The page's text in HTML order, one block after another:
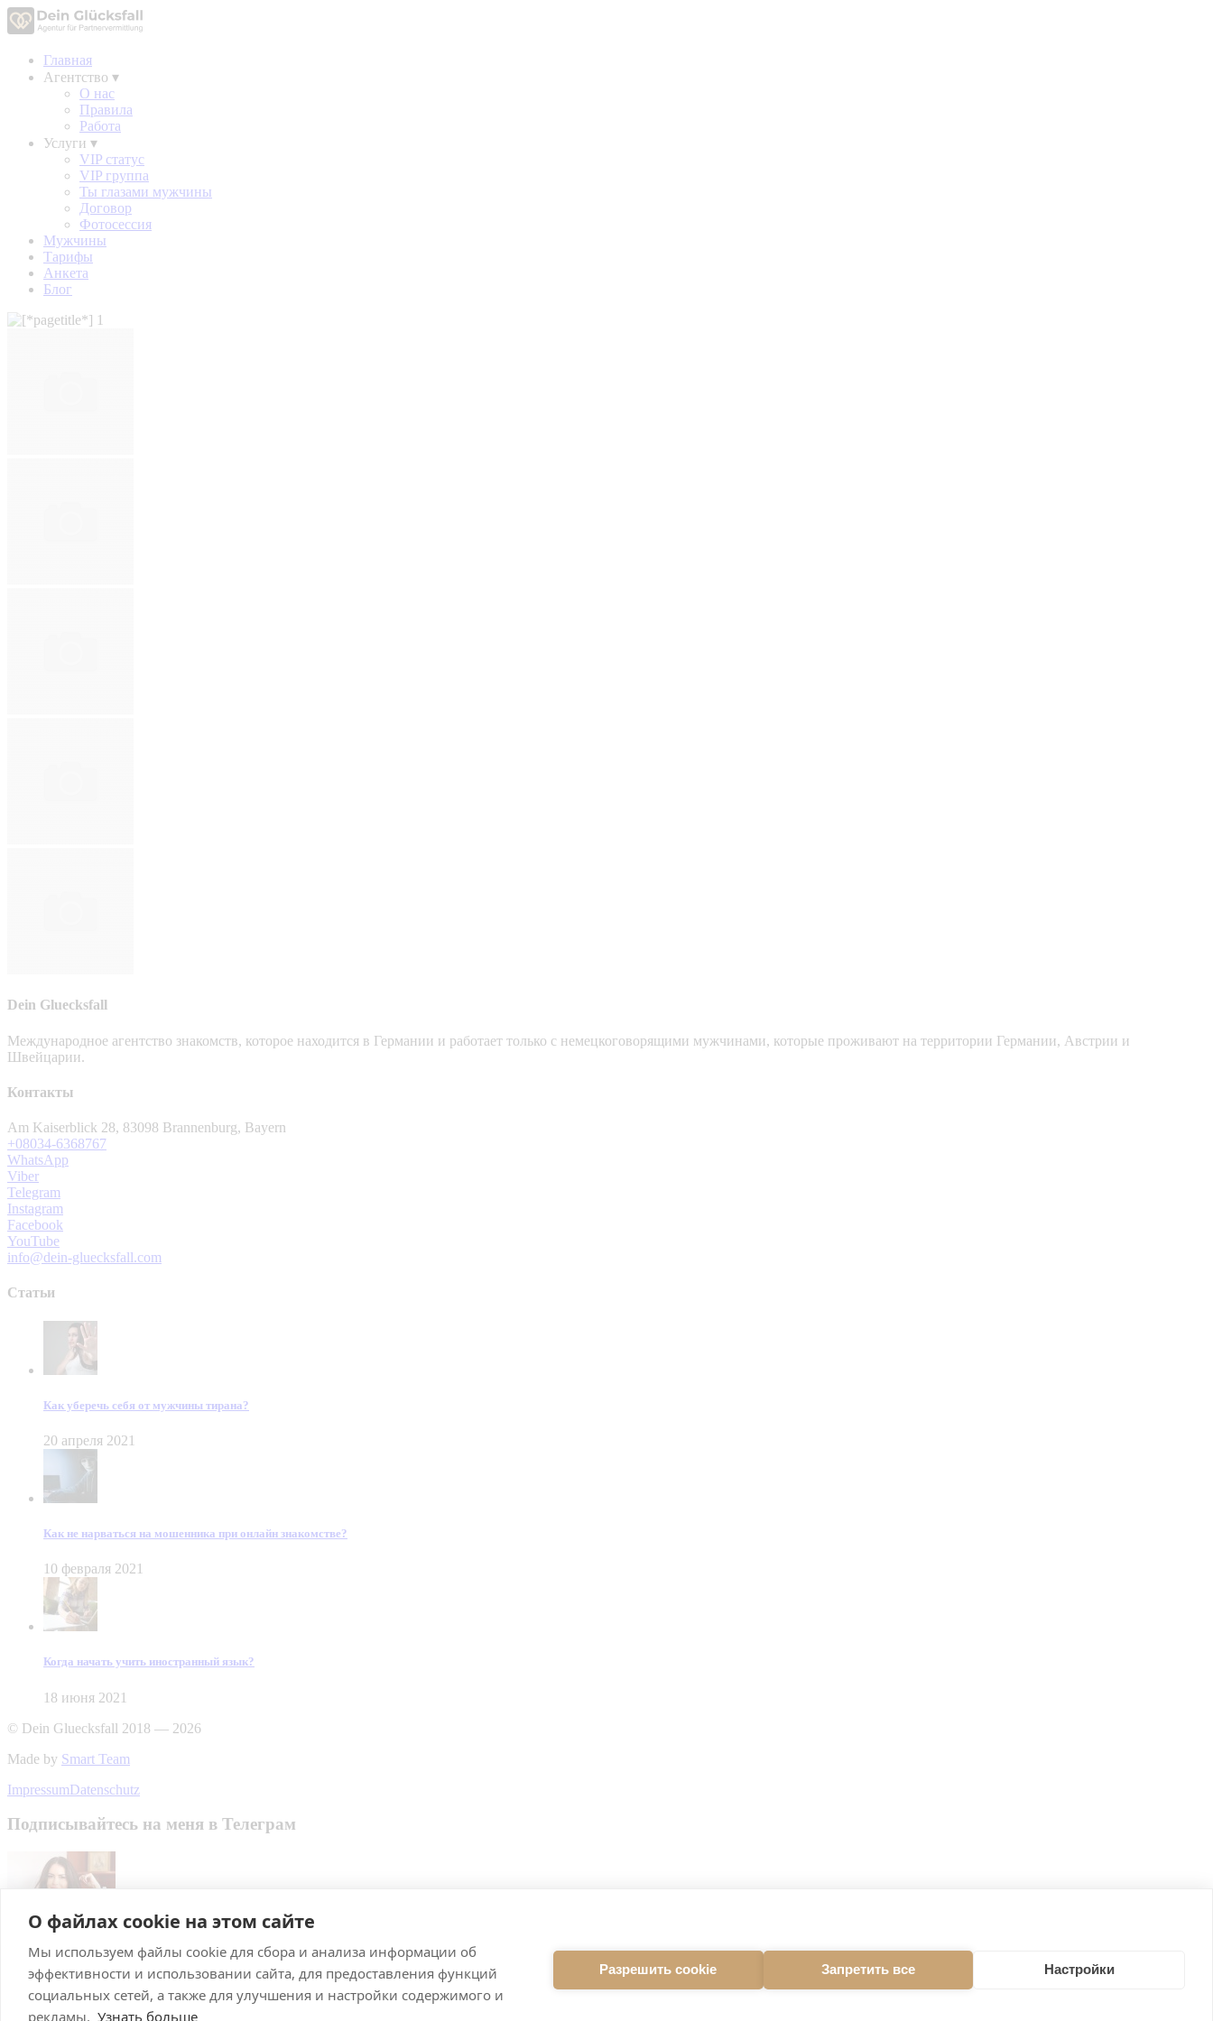
О файлах cookie на этом сайте
Мы используем файлы cookie для сбора и анализа информации об
эффективности и использовании сайта, для предоставления функций
социальных сетей, а также для улучшения и настройки содержимого и
рекламы. Узнать больше
Разрешить cookie Запретить все Настройки
Главная
Агентство ▾
О нас
Правила
Работа
Услуги ▾
VIP статус
VIP группа
Ты глазами мужчины
Договор
Фотосессия
Мужчины
Тарифы
Анкета
Блог
Dein Gluecksfall
Международное агентство знакомств, которое находится в Германии и работает только с немецкоговорящими мужчинами, которые проживают на территории Германии, Австрии и
Швейцарии.
Контакты
Am Kaiserblick 28, 83098 Brannenburg, Bayern
+08034-6368767
WhatsApp
Viber
Telegram
Instagram
Facebook
YouTube
info@dein-gluecksfall.com
Статьи
Как уберечь себя от мужчины тирана?
20 апреля 2021
Как не нарваться на мошенника при онлайн знакомстве?
10 февраля 2021
Когда начать учить иностранный язык?
18 июня 2021
© Dein Gluecksfall 2018 — 2026
Made by Smart Team
ImpressumDatenschutz
Подписывайтесь на меня в Телеграм
Подписаться
Брачное агентство в Германии